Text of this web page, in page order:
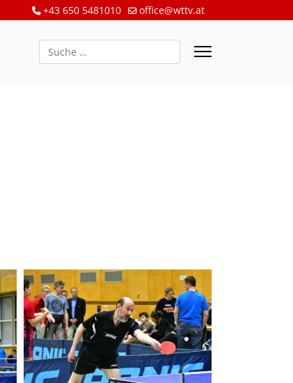
+43 650 5481010 office@wttv.at
Suchen